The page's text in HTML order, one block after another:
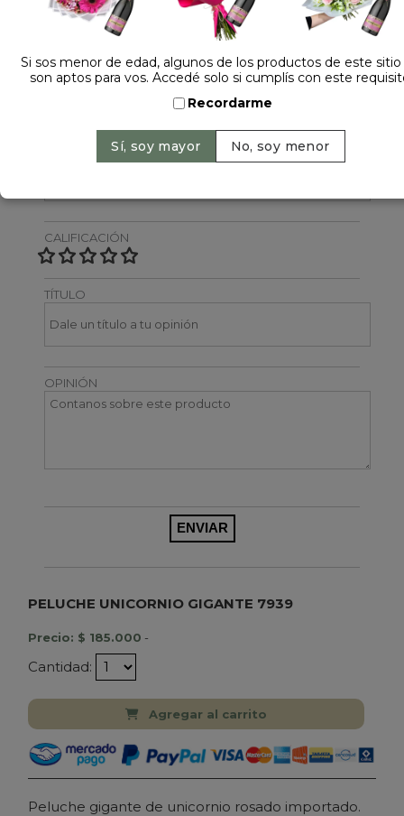
Dejá tu opinión
NOMBRE
CALIFICACIÓN
TÍTULO
OPINIÓN
PELUCHE UNICORNIO GIGANTE 7939
Precio: $ 185.000 -
Cantidad:
Agregar al carrito
Peluche gigante de unicornio rosado importado.
Si sos menor de edad, algunos de los productos de este
son aptos para vos. Accedé solo si cumplís con este
Recordarme